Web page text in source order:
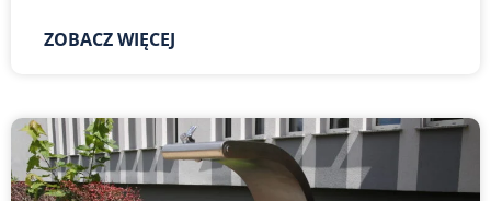
ZOBACZ WIĘCEJ